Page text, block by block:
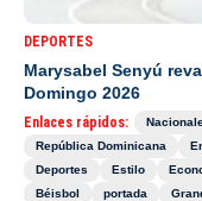
DEPORTES
Marysabel Senyú
Domingo 2026
Enlaces rápidos:
República Dominicana
Deportes
Estilo
Béisbol
portada